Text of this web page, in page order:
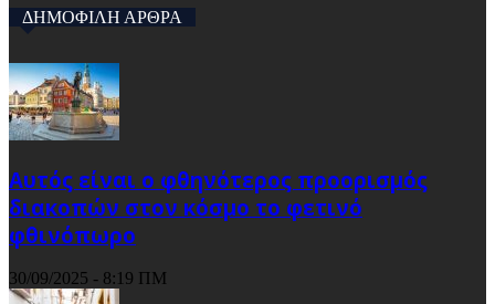
ΔΗΜΟΦΙΛΗ ΑΡΘΡΑ
Αυτός είναι ο φθηνότερος προορισμός
διακοπών στον κόσμο το φετινό
φθινόπωρο
30/09/2025 - 8:19 ΠΜ